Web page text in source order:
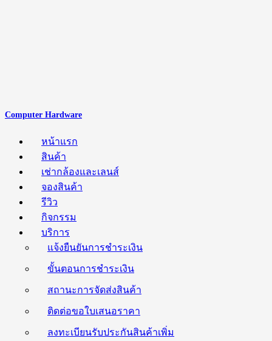
Computer Hardware
หน้าแรก
สินค้า
เช่ากล้องและเลนส์
จองสินค้า
รีวิว
กิจกรรม
บริการ
แจ้งยืนยันการชำระเงิน
ขั้นตอนการชำระเงิน
สถานะการจัดส่งสินค้า
ติดต่อขอใบเสนอราคา
ลงทะเบียนรับประกันสินค้าเพิ่ม